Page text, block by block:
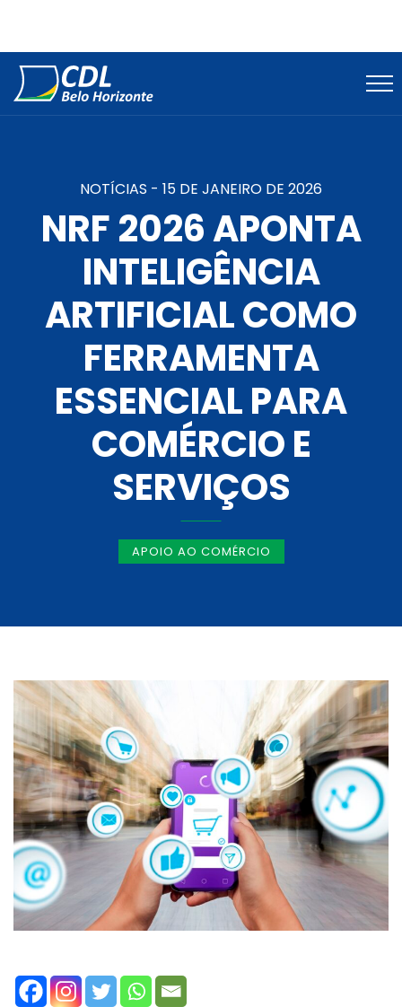
NOTÍCIAS - 15 DE JANEIRO DE 2026
NRF 2026 APONTA
INTELIGÊNCIA
ARTIFICIAL COMO
FERRAMENTA
ESSENCIAL PARA
COMÉRCIO E
SERVIÇOS
APOIO AO COMÉRCIO